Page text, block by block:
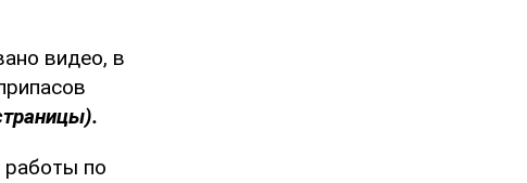
видео, в
по